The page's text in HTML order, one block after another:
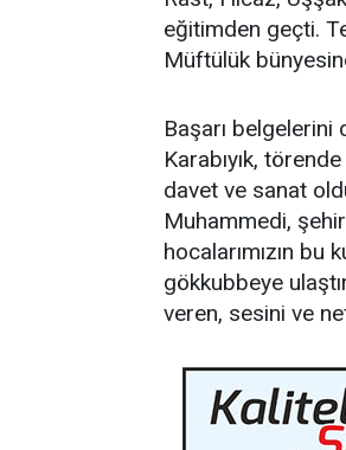
eğitimden geçti.
Müftülük
Başarı
Karabıyık,
davet ve sanat
Muhammedi,
hocalarımızın bu
gökkubbeye
veren, sesini ve